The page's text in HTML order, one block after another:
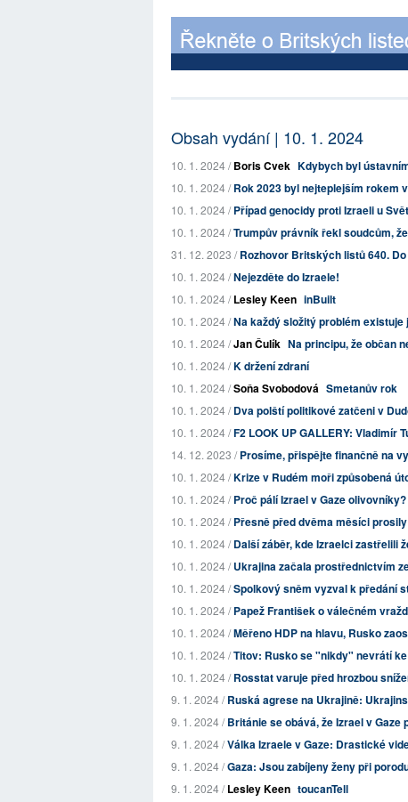
Obsah vydání | 10. 1. 2024
10. 1. 2024 /Boris Cvek Kdybych byl
10. 1. 2024 /Rok 2023 byl nejteplejším rokem
10. 1. 2024 /Případ genocidy proti Izraeli u
10. 1. 2024 /Trumpův právník řekl soudcům,
31. 12. 2023 /Rozhovor Britských listů 640.
10. 1. 2024 /Nejezděte do Izraele!
10. 1. 2024 /Lesley Keen inBuilt
10. 1. 2024 /Na každý složitý problém existuje
10. 1. 2024 /Jan Čulík Na principu, že občan
10. 1. 2024 /K držení zdraní
10. 1. 2024 /Soňa Svobodová Smetanův rok
10. 1. 2024 /Dva polští politikové zatčeni v
10. 1. 2024 /F2 LOOK UP GALLERY: Vladimír
14. 12. 2023 /Prosíme, přispějte finančně na
10. 1. 2024 /Krize v Rudém moři způsobená
10. 1. 2024 /Proč pálí Izrael v Gaze olivovníky?
10. 1. 2024 /Přesně před dvěma měsíci
10. 1. 2024 /Další záběr, kde Izraelci zastřelili
10. 1. 2024 /Ukrajina začala prostřednictvím
10. 1. 2024 /Spolkový sněm vyzval k předání
10. 1. 2024 /Papež František o válečném
10. 1. 2024 /Měřeno HDP na hlavu, Rusko
10. 1. 2024 /Titov: Rusko se "nikdy" nevrátí
10. 1. 2024 /Rosstat varuje před hrozbou
9. 1. 2024 /Ruská agrese na Ukrajině:
9. 1. 2024 /Británie se obává, že Izrael v
9. 1. 2024 /Válka Izraele v Gaze: Drastické
9. 1. 2024 /Gaza: Jsou zabíjeny ženy při
9. 1. 2024 /Lesley Keen toucanTell